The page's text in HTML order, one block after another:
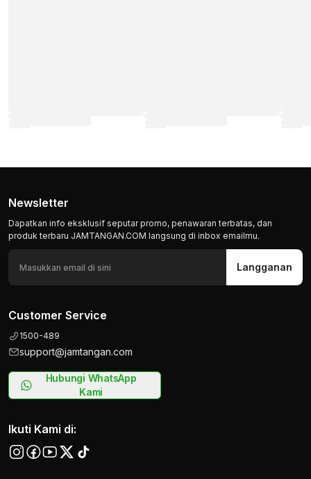
Newsletter
Dapatkan info eksklusif seputar promo, penawaran terbatas, dan
produk terbaru JAMTANGAN.COM langsung di inbox emailmu.
Langganan
Customer Service
1500-489
support@jamtangan.com
Hubungi WhatsApp
Kami
Ikuti Kami di: